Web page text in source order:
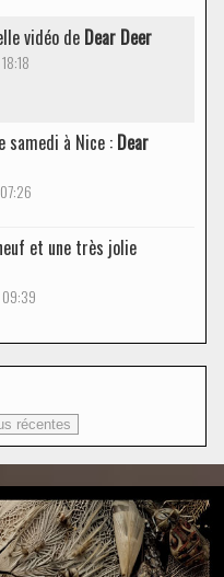
vidéo de Dear Deer
samedi à Nice : Dear
et une très jolie
récentes